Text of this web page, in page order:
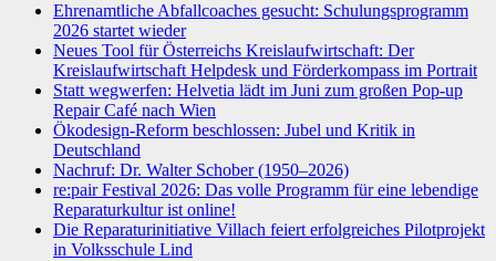
Ehrenamtliche Abfallcoaches gesucht: Schulungsprogramm
2026 startet wieder
Neues Tool für Österreichs Kreislaufwirtschaft: Der
Kreislaufwirtschaft Helpdesk und Förderkompass im Portrait
Statt wegwerfen: Helvetia lädt im Juni zum großen Pop-up
Repair Café nach Wien
Ökodesign-Reform beschlossen: Jubel und Kritik in
Deutschland
Nachruf: Dr. Walter Schober (1950–2026)
re:pair Festival 2026: Das volle Programm für eine lebendige
Reparaturkultur ist online!
Die Reparaturinitiative Villach feiert erfolgreiches Pilotprojekt
in Volksschule Lind